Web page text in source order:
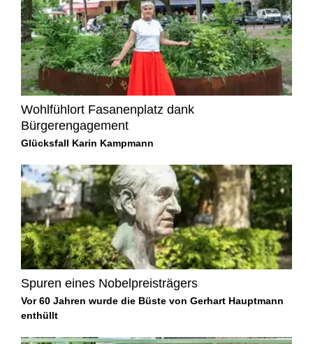
Wohlfühlort Fasanenplatz dank
Bürgerengagement
Glücksfall Karin Kampmann
Spuren eines Nobelpreisträgers
Vor 60 Jahren wurde die Büste von Gerhart Hauptmann
enthüllt